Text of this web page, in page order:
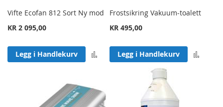
Vifte Ecofan 812 Sort Ny mod
KR 2 095,00
Legg i Handlekurv Legg til sammenligning
Frostsikring Vakuum-toalett
KR 495,00
Legg i Handlekurv